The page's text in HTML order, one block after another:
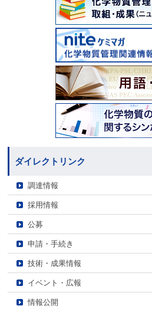
ダイレクトリンク
調達情報
採用情報
公募
申請・手続き
技術・成果情報
イベント・広報
情報公開